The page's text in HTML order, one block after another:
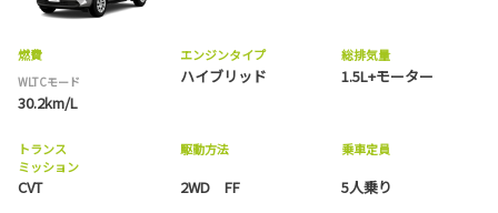
燃費
WLTCモード
30.2km/L
エンジンタイプ
ハイブリッド
総排気量
1.5L+モーター
トランス
ミッション
CVT
駆動方法
2WD FF
乗車定員
5人乗り